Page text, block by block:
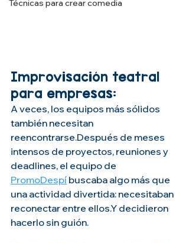
Técnicas para crear comedia
Improvisación teatral
para empresas:
A veces, los equipos más sólidos
también necesitan
reencontrarse.Después de meses
intensos de proyectos, reuniones y
deadlines, el equipo de
PromoDespí buscaba algo más que
una actividad divertida: necesitaban
reconectar entre ellos.Y decidieron
hacerlo sin guión.